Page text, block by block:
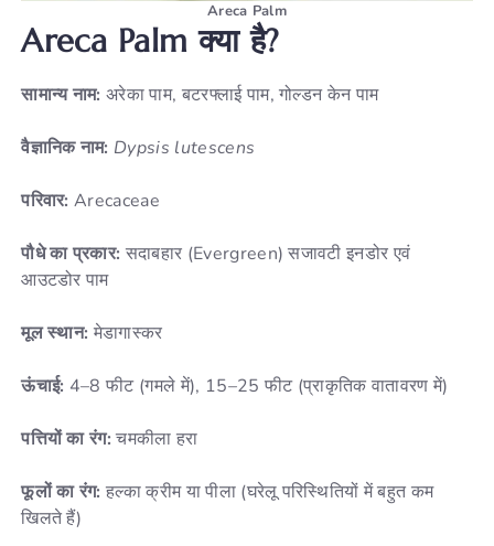
Areca Palm
Areca Palm क्या है?
सामान्य नाम: अरेका पाम, बटरफ्लाई पाम, गोल्डन केन पाम
वैज्ञानिक नाम: Dypsis lutescens
परिवार: Arecaceae
पौधे का प्रकार: सदाबहार (Evergreen) सजावटी इनडोर एवं
आउटडोर पाम
मूल स्थान: मेडागास्कर
ऊंचाई: 4–8 फीट (गमले में), 15–25 फीट (प्राकृतिक वातावरण में)
पत्तियों का रंग: चमकीला हरा
फूलों का रंग: हल्का क्रीम या पीला (घरेलू परिस्थितियों में बहुत कम
खिलते हैं)